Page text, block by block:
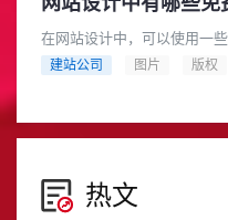
在网站设计中，可以使用一
是一些提供免费图形资源的
建站公司 图片 版权
热文